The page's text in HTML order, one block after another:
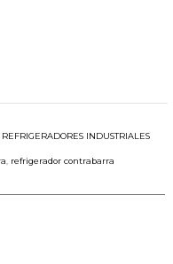
REFRIGERADORES INDUSTRIALES
refrigerador contrabarra